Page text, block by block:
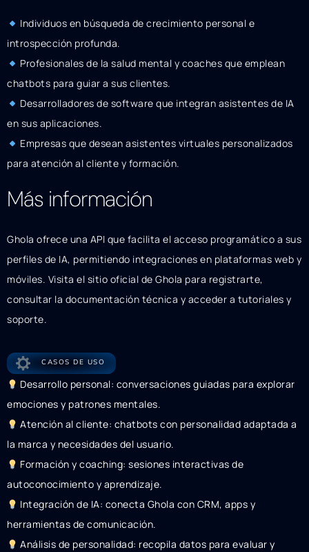
Individuos en búsqueda de crecimiento personal e
introspección profunda.
Profesionales de la salud mental y coaches que emplean
chatbots para guiar a sus clientes.
Desarrolladores de software que integran asistentes de IA
en sus aplicaciones.
Empresas que desean asistentes virtuales personalizados
para atención al cliente y formación.
Más información
Ghola ofrece una API que facilita el acceso programático a sus
perfiles de IA, permitiendo integraciones en plataformas web y
móviles. Visita el sitio oficial de Ghola para registrarte,
consultar la documentación técnica y acceder a tutoriales y
soporte.
CASOS DE USO
Desarrollo personal: conversaciones guiadas para explorar
emociones y patrones mentales.
Atención al cliente: chatbots con personalidad adaptada a
la marca y necesidades del usuario.
Formación y coaching: sesiones interactivas de
autoconocimiento y aprendizaje.
Integración de IA: conecta Ghola con CRM, apps y
herramientas de comunicación.
Análisis de personalidad: recopila datos para evaluar y